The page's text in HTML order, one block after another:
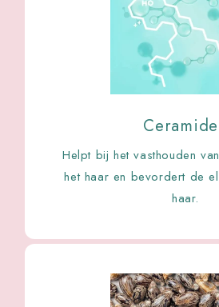
Helpt bij het vasthouden
het haar en bevordert de
haar.